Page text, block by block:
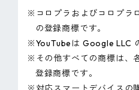
※コロプラおよびコロプラ
の登録商標です。
※YouTubeは Google LLC
※その他すべての商標は、
登録商標です。